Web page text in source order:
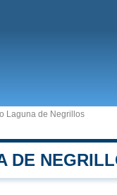
Laguna de Negrillos
DE